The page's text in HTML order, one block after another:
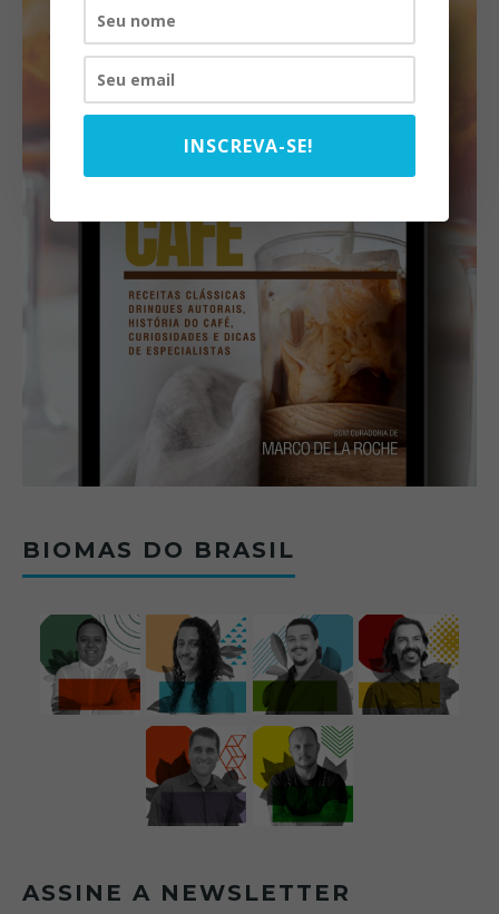
BIOMAS DO BRASIL
ASSINE A NEWSLETTER
INSCREVA-SE!